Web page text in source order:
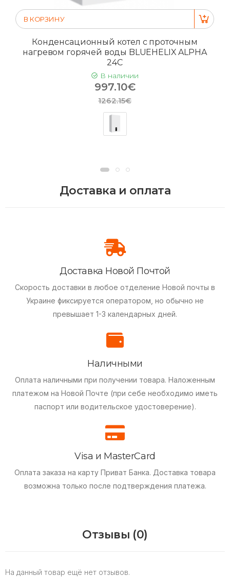
В КОРЗИНУ
Конденсационный котел с проточным
нагревом горячей воды BLUEHELIX ALPHA
24C
В наличии
997.10€
1262.15€
Доставка и оплата
Доставка Новой Почтой
Скорость доставки в любое отделение Новой почты в
Украине фиксируется оператором, но обычно не
превышает 1-3 календарных дней.
Наличными
Оплата наличными при получении товара. Наложенным
платежом на Новой Почте (при себе необходимо иметь
паспорт или водительское удостоверение).
Visa и MasterCard
Оплата заказа на карту Приват Банка. Доставка товара
возможна только после подтверждения платежа.
Отзывы (0)
На данный товар ещё нет отзывов.